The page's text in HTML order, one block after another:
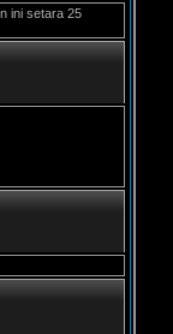
ini setara 25